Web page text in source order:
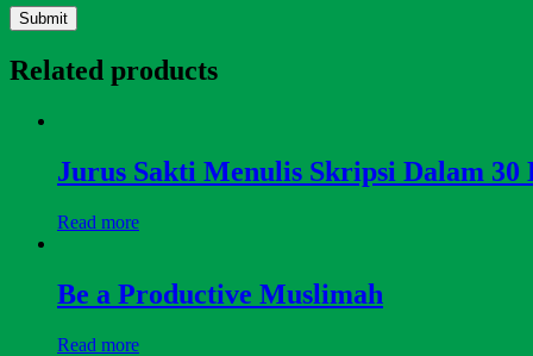
Related products
Jurus Sakti Menulis Skripsi Dalam 30
Read more
Be a Productive Muslimah
Read more